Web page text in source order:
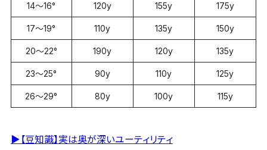
14～16° 120y 155y 175y
17～19° 110y 135y 150y
20～22° 190y 120y 135y
23～25° 90y 110y 125y
26～29° 80y 100y 115y
▶【豆知識】実は奥が深いユーティリティ